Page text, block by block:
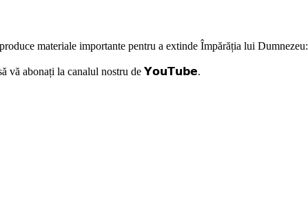
materiale importante pentru a extinde Împărăția lui Dumnezeu:
vă abonați la canalul nostru de 𝗬𝗼𝘂𝗧𝘂𝗯𝗲.